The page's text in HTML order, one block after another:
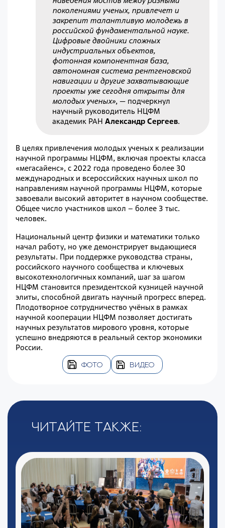
поколениями ученых, привлечет и
закрепит талантливую молодежь в
российской фундаментальной науке.
Цифровые двойники сложных
индустриальных объектов,
фотонная компонентная база,
автономная система рентгеновской
навигации и другие захватывающие
проекты уже сегодня открыты для
молодых ученых»,— подчеркнул
научный руководитель НЦФМ
академик РАНАлександр Сергеев.
В целях привлечения молодых ученых к реализации
научной программы НЦФМ, включая проекты класса
«мегасайенс», с 2022 года проведено более 30
международных и всероссийских научных школ по
направлениям научной программы НЦФМ, которые
завоевали высокий авторитет в научном сообществе.
Общее число участников школ – более 3 тыс.
человек.
Национальный центр физики и математики только
начал работу, но уже демонстрирует выдающиеся
результаты. При поддержке руководства страны,
российского научного сообщества и ключевых
высокотехнологичных компаний, шаг за шагом
НЦФМ становится президентской кузницей научной
элиты, способной двигать научный прогресс вперед.
Плодотворное сотрудничество учёных в рамках
научной кооперации НЦФМ позволяет достигать
научных результатов мирового уровня, которые
успешно внедряются в реальный сектор экономики
России.
ФОТО ВИДЕО
Читайте также: